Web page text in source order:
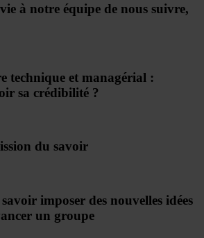
à notre équipe de nous suivre,
technique et managérial :
sa crédibilité ?
du savoir
imposer des nouvelles idées
un groupe